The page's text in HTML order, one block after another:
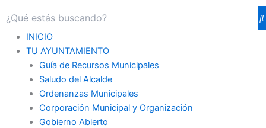
INICIO
TU AYUNTAMIENTO
Guía de Recursos Municipales
Saludo del Alcalde
Ordenanzas Municipales
Corporación Municipal y Organización
Gobierno Abierto